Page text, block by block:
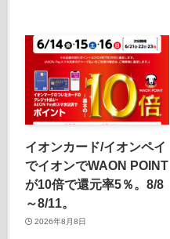
イオンカード/イオンペイ
でイオンでWAON POINT
が10倍で還元率5％。8/8
～8/11。
2026年8月8日